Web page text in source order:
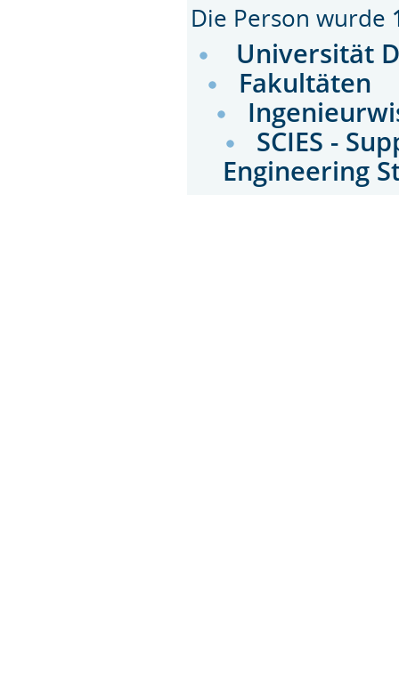
Die Person wurde
Universität
Fakultäten
SCIES -
Engineering